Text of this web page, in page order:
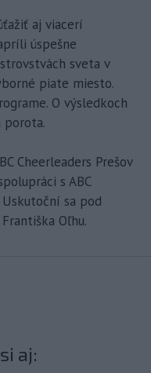
aj viacerí
úspešne
sveta v
piate miesto.
O výsledkoch
porota.
Cheerleaders Prešov
s ABC
sa pod
Oľhu.
aj: